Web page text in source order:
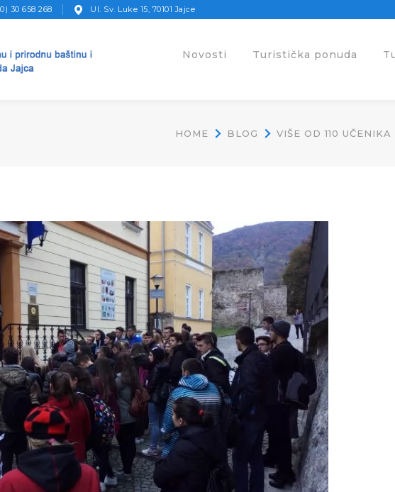
30 658 268 Ul. Sv. Luke 15, 70101 Jajce
Novosti Turistička ponuda
HOME BLOG VIŠE OD 110